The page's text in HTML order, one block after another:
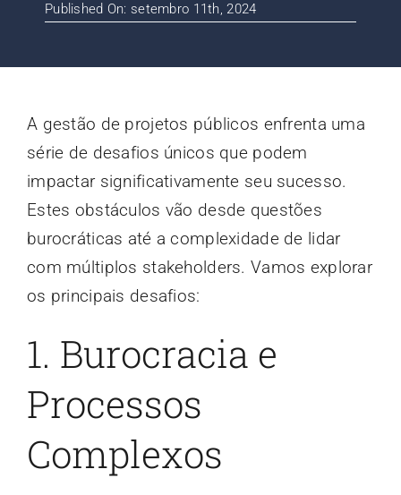
Contato
Blog
Published On: setembro 11th, 2024
A gestão de projetos públicos enfrenta uma
série de desafios únicos que podem
impactar significativamente seu sucesso.
Estes obstáculos vão desde questões
burocráticas até a complexidade de lidar
com múltiplos stakeholders. Vamos explorar
os principais desafios:
1. Burocracia e
Processos
Complexos